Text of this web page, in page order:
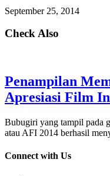
September 25, 2014
Check Also
Penampilan
Apresiasi Film
Bubugiri yang tampil pada
atau AFI 2014 berhasil
Connect with Us